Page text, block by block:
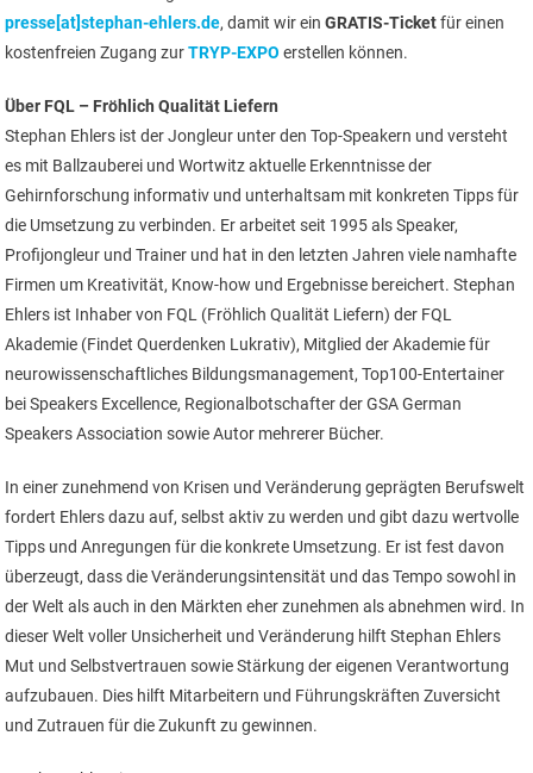
presse[at]stephan-ehlers.de, damit wir einGRATIS-Ticketfür einen
kostenfreien Zugang zurTRYP-EXPO erstellen können.
Über FQL – Fröhlich Qualität Liefern
Stephan Ehlers ist der Jongleur unter den Top-Speakern und versteht
es mit Ballzauberei und Wortwitz aktuelle Erkenntnisse der
Gehirnforschung informativ und unterhaltsam mit konkreten Tipps für
die Umsetzung zu verbinden. Er arbeitet seit 1995 als Speaker,
Profijongleur und Trainer und hat in den letzten Jahren viele namhafte
Firmen um Kreativität, Know-how und Ergebnisse bereichert. Stephan
Ehlers ist Inhaber von FQL (Fröhlich Qualität Liefern) der FQL
Akademie (Findet Querdenken Lukrativ), Mitglied der Akademie für
neurowissenschaftliches Bildungsmanagement, Top100-Entertainer
bei Speakers Excellence, Regionalbotschafter der GSA German
Speakers Association sowie Autor mehrerer Bücher.
In einer zunehmend von Krisen und Veränderung geprägten Berufswelt
fordert Ehlers dazu auf, selbst aktiv zu werden und gibt dazu wertvolle
Tipps und Anregungen für die konkrete Umsetzung. Er ist fest davon
überzeugt, dass die Veränderungsintensität und das Tempo sowohl in
der Welt als auch in den Märkten eher zunehmen als abnehmen wird. In
dieser Welt voller Unsicherheit und Veränderung hilft Stephan Ehlers
Mut und Selbstvertrauen sowie Stärkung der eigenen Verantwortung
aufzubauen. Dies hilft Mitarbeitern und Führungskräften Zuversicht
und Zutrauen für die Zukunft zu gewinnen.